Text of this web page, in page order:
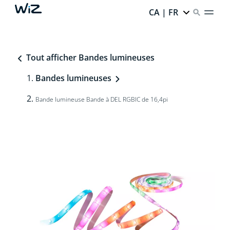
CA | FR
Tout afficher Bandes lumineuses
Bandes lumineuses
Bande lumineuse Bande à DEL RGBIC de 16,4pi